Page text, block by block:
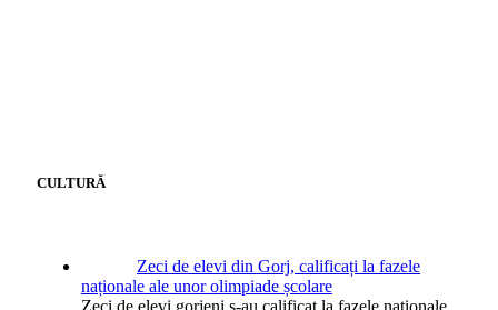
CULTURĂ
Zeci de elevi din Gorj, calificați la fazele
naționale ale unor olimpiade școlare
Zeci de elevi gorjeni s-au calificat la fazele naţionale